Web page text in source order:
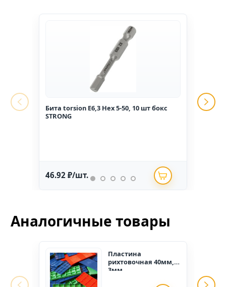
Бита torsion E6,3 Hex 5-50, 10 шт бокс
STRONG
46.92 ₽/шт.
Аналогичные товары
Пластина
рихтовочная 40мм,
3мм